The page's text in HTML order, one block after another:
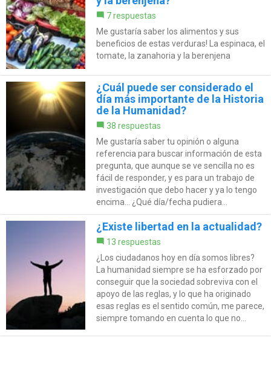
7 respuestas
Me gustaría saber los alimentos y sus
beneficios de estas verduras! La espinaca, el
tomate, la zanahoria y la berenjena
¿Cuál puede ser considerado el
día más importante de la Historia
de la Humanidad?
38 respuestas
Me gustaría saber tu opinión o alguna
referencia para buscar información de esta
pregunta, que aunque se ve sencilla no es
fácil de responder, y es para un trabajo de
investigación que debo hacer y ya lo tengo
encima... ¿Qué día/fecha pudiera...
¿Existe libertad en la actualidad?
13 respuestas
¿Los ciudadanos hoy en día somos libres?
La humanidad siempre se ha esforzado por
conseguir que la sociedad sobreviva con el
apoyo de las reglas, y lo que ha originado
esas reglas es el sentido común, me parece,
siempre tomando en cuenta lo que no...